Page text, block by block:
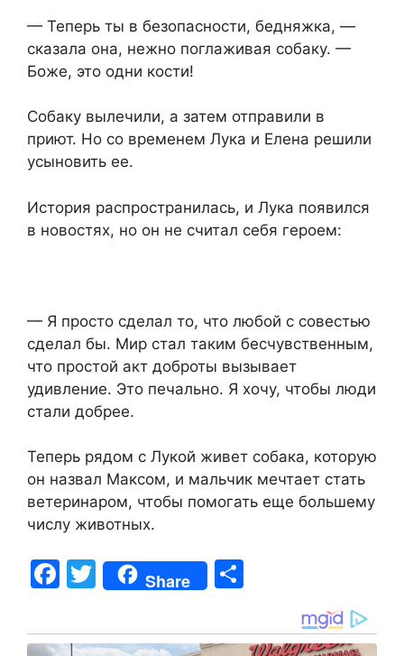
— Теперь ты в безопасности, бедняжка, —
сказала она, нежно поглаживая собаку. —
Боже, это одни кости!
Собаку вылечили, а затем отправили в
приют. Но со временем Лука и Елена решили
усыновить ее.
История распространилась, и Лука появился
в новостях, но он не считал себя героем:
— Я просто сделал то, что любой с совестью
сделал бы. Мир стал таким бесчувственным,
что простой акт доброты вызывает
удивление. Это печально. Я хочу, чтобы люди
стали добрее.
Теперь рядом с Лукой живет собака, которую
он назвал Максом, и мальчик мечтает стать
ветеринаром, чтобы помогать еще большему
числу животных.
F
c
T
w
itt
Share
ar